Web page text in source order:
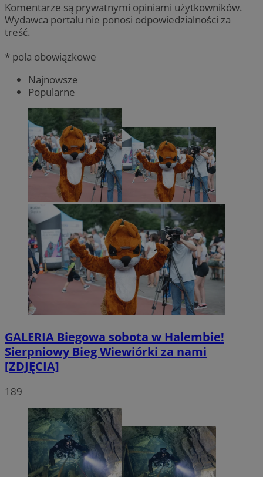
Komentarze są prywatnymi opiniami użytkowników.
Wydawca portalu nie ponosi odpowiedzialności za
treść.
* pola obowiązkowe
Najnowsze
Popularne
GALERIA Biegowa sobota w Halembie!
Sierpniowy Bieg Wiewiórki za nami
[ZDJĘCIA]
189